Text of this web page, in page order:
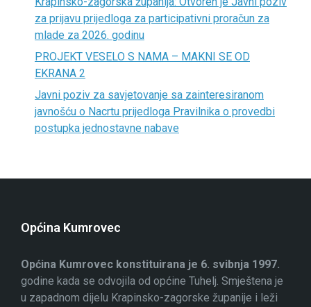
za prijavu prijedloga za participativni proračun za
mlade za 2026. godinu
PROJEKT VESELO S NAMA – MAKNI SE OD
EKRANA 2
Javni poziv za savjetovanje sa zainteresiranom
javnošću o Nacrtu prijedloga Pravilnika o provedbi
postupka jednostavne nabave
Općina Kumrovec
Općina Kumrovec konstituirana je 6. svibnja 1997.
godine kada se odvojila od općine Tuhelj. Smještena je
u zapadnom dijelu Krapinsko-zagorske županije i leži